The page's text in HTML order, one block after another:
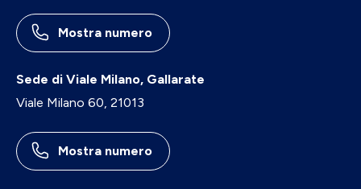
Mostra numero
Sede di Viale Milano, Gallarate
Viale Milano 60, 21013
Mostra numero